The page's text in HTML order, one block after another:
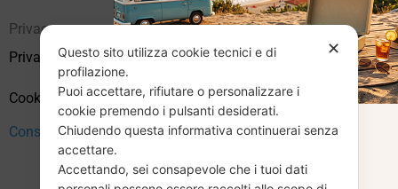
Privacy
Privacy Policy
Cookie Policy (UE)
Consenso
✕
Questo sito utilizza cookie tecnici e di
profilazione.
Puoi accettare, rifiutare o personalizzare i
cookie premendo i pulsanti desiderati.
Chiudendo questa informativa continuerai senza
accettare.
Accettando, sei consapevole che i tuoi dati
CHIUSURA